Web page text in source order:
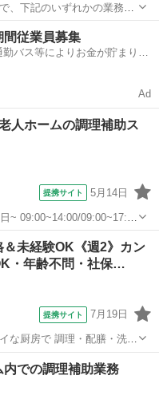
、下記のいずれかの業務を
間従業員募集
バス等によりお金が貯まりや
Ad
人ホームの調理補助ス
提携サイト 5月14日
島1058-56 南陽食品株式
＆未経験OK《週2》カン
・年齢不問・社保…
提携サイト 7月19日
な厨房で 調理・配膳・洗浄
があれば、未経験OKで
ッチン
での調理補助業務